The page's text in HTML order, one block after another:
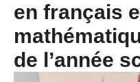
en français
de l’année